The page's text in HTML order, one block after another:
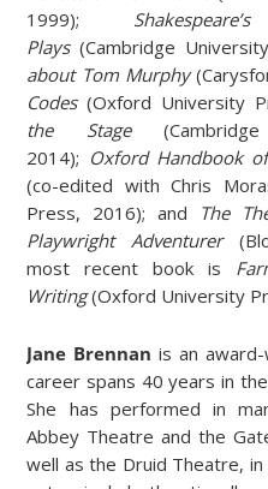
1999);
Plays(Cambridge
about Tom Murphy
Codes(Oxford University
the Stage
2014); Oxford Handbook
(co-edited with Chris
Press, 2016); and
The
Playwright Adventurer
most recent book is
Writing(Oxford University
Jane Brennanis an
career spans 40 years in
She has performed in
Abbey Theatre and the
well as the Druid Theatre, in